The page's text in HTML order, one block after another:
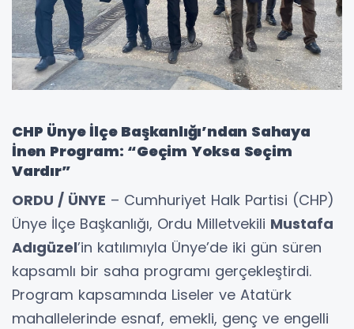
CHP Ünye İlçe Başkanlığı’ndan Sahaya
İnen Program: “Geçim Yoksa Seçim
Vardır”
ORDU / ÜNYE – Cumhuriyet Halk Partisi (CHP)
Ünye İlçe Başkanlığı, Ordu Milletvekili Mustafa
Adıgüzel’in katılımıyla Ünye’de iki gün süren
kapsamlı bir saha programı gerçekleştirdi.
Program kapsamında Liseler ve Atatürk
mahallelerinde esnaf, emekli, genç ve engelli